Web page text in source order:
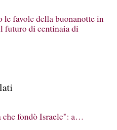
le favole della buonanotte in
futuro di centinaia di
che fondò Israele": a…